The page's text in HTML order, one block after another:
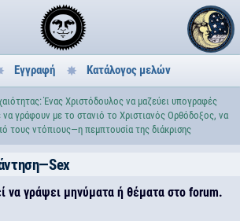
Εγγραφή Κατάλογος μελών
Ένας Χριστόδουλος να μαζεύει υπογραφές
να γράφουν με το στανιό το Χριστιανός Ορθόδοξος, να
τους ντόπιους—η πεμπτουσία της διάκρισης
να γράψει μηνύματα ή θέματα στο forum.